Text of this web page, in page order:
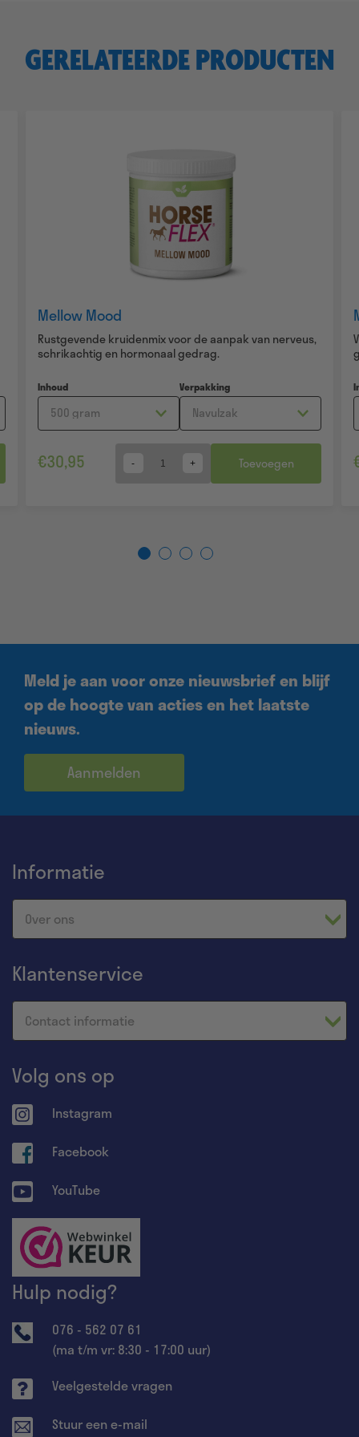
GERELATEERDE PRODUCTEN
Mellow Mood
Rustgevende kruidenmix voor de aanpak van nerveus,
schrikachtig en hormonaal gedrag.
Inhoud Verpakking
€30,95 Quantity Toevoegen
Meld je aan voor onze nieuwsbrief en blijf
op de hoogte van acties en het laatste
nieuws.
Aanmelden
Informatie
Over ons
Klantenservice
Contact informatie
Volg ons op
Instagram
Facebook
YouTube
Hulp nodig?
076 - 562 07 61
(ma t/m vr: 8:30 - 17:00 uur)
Veelgestelde vragen
Stuur een e-mail